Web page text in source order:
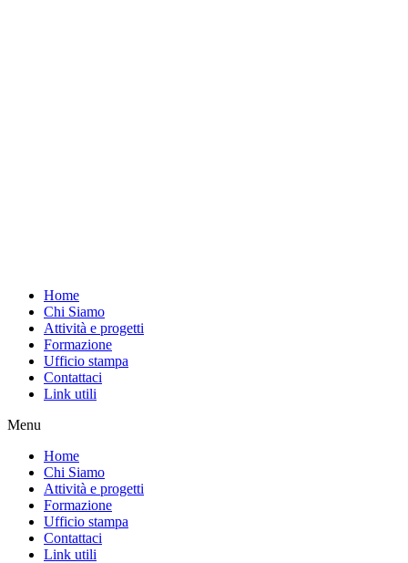
Home
Chi Siamo
Attività e progetti
Formazione
Ufficio stampa
Contattaci
Link utili
Menu
Home
Chi Siamo
Attività e progetti
Formazione
Ufficio stampa
Contattaci
Link utili